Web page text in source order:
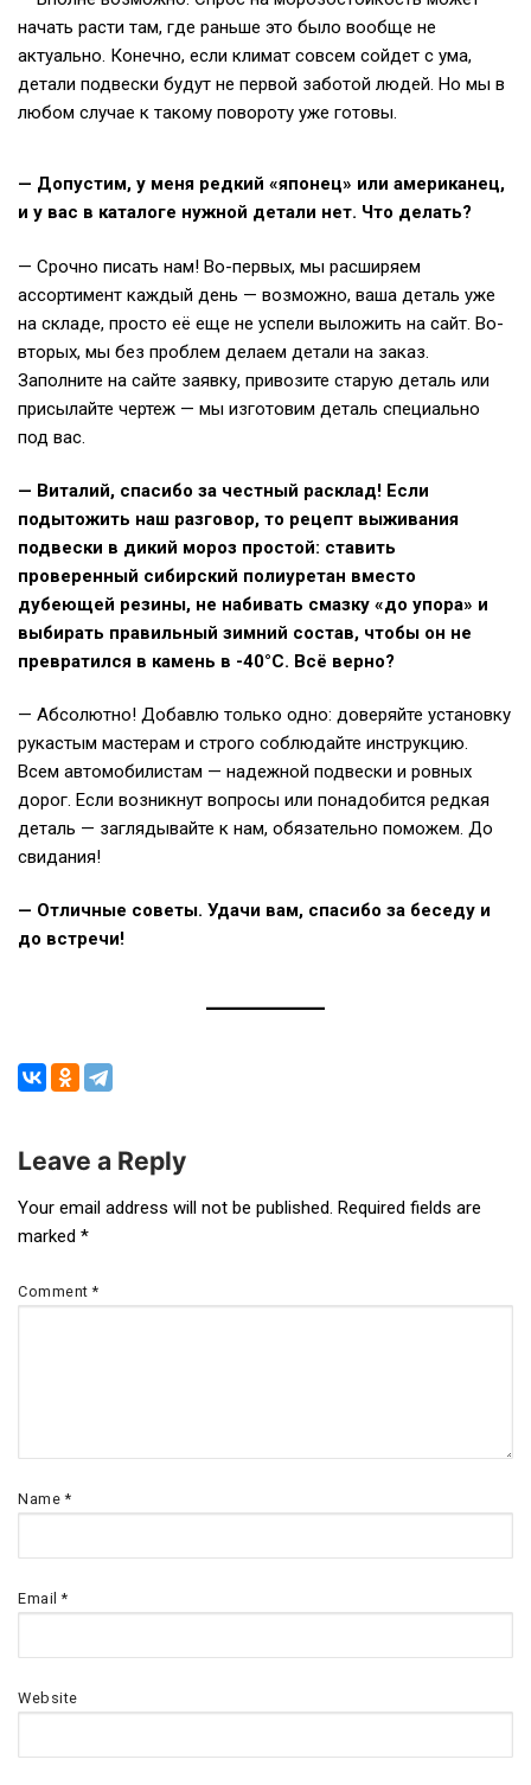
начать расти там, где раньше это было вообще не
актуально. Конечно, если климат совсем сойдет с ума,
детали подвески будут не первой заботой людей. Но мы в
любом случае к такому повороту уже готовы.
— Допустим, у меня редкий «японец» или американец,
и у вас в каталоге нужной детали нет. Что делать?
— Срочно писать нам! Во-первых, мы расширяем
ассортимент каждый день — возможно, ваша деталь уже
на складе, просто её еще не успели выложить на сайт. Во-
вторых, мы без проблем делаем детали на заказ.
Заполните на сайте заявку, привозите старую деталь или
присылайте чертеж — мы изготовим деталь специально
под вас.
— Виталий, спасибо за честный расклад! Если
подытожить наш разговор, то рецепт выживания
подвески в дикий мороз простой: ставить
проверенный сибирский полиуретан вместо
дубеющей резины, не набивать смазку «до упора» и
выбирать правильный зимний состав, чтобы он не
превратился в камень в -40°C. Всё верно?
— Абсолютно! Добавлю только одно: доверяйте установку
рукастым мастерам и строго соблюдайте инструкцию.
Всем автомобилистам — надежной подвески и ровных
дорог. Если возникнут вопросы или понадобится редкая
деталь — заглядывайте к нам, обязательно поможем. До
свидания!
— Отличные советы. Удачи вам, спасибо за беседу и
до встречи!
Post
navigation
Leave a Reply
Your email address will not be published. Required fields are
marked *
Comment*
Name*
Email*
Website